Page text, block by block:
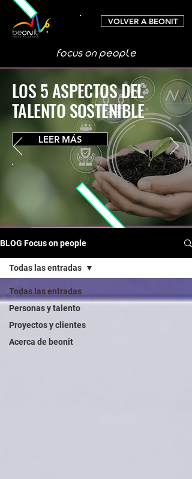
VOLVER A BEONIT
focus on people
LOS 5 ASPECTOS DEL
TALENTO SOSTENIBLE
LEER MÁS
BLOG Focus on people
Todas las entradas
Personas y talento
Proyectos y clientes
Acerca de beonit
Todas las entradas